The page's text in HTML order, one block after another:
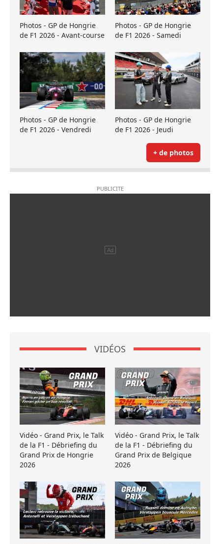
Photos - GP de Hongrie
de F1 2026 - Avant-course
Photos - GP de Hongrie
de F1 2026 - Samedi
Photos - GP de Hongrie
de F1 2026 - Vendredi
Photos - GP de Hongrie
de F1 2026 - Jeudi
+ de photos
VIDÉOS
Vidéo - Grand Prix, le Talk
de la F1 - Débriefing du
Grand Prix de Hongrie
2026
Vidéo - Grand Prix, le Talk
de la F1 - Débriefing du
Grand Prix de Belgique
2026